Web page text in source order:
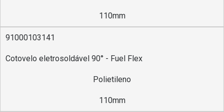
110mm
91000103141
Cotovelo eletrosoldável 90° - Fuel Flex
Polietileno
110mm